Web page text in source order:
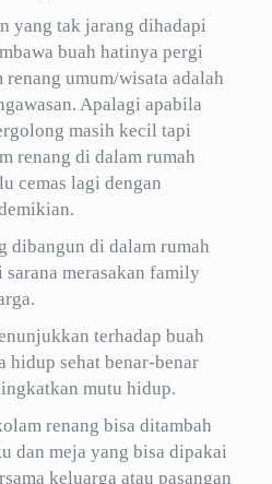
yang tak jarang dihadapi
buah hatinya pergi
umum/wisata adalah
Apalagi apabila
masih kecil tapi
renang di dalam rumah
cemas lagi dengan
dibangun di dalam rumah
sarana merasakan family
terhadap buah
hidup sehat benar-benar
mutu hidup.
renang bisa ditambah
dan meja yang bisa dipakai
keluarga atau pasangan